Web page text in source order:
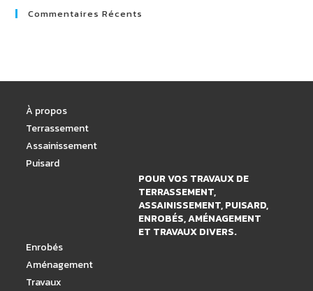
Commentaires Récents
À propos
Terrassement
Assainissement
Puisard
POUR VOS TRAVAUX DE
TERRASSEMENT,
ASSAINISSEMENT, PUISARD,
ENROBÉS, AMÉNAGEMENT
ET TRAVAUX DIVERS.
Enrobés
Aménagement
Travaux